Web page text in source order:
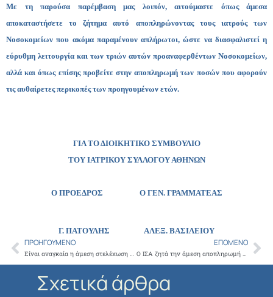
Με τη παρούσα παρέμβαση μας λοιπόν, αιτούμαστε όπως άμεσα
αποκαταστήσετε το ζήτημα αυτό αποπληρώνοντας τους ιατρούς των
Νοσοκομείων που ακόμα παραμένουν απλήρωτοι, ώστε να διασφαλιστεί η
εύρυθμη λειτουργία και των τριών αυτών προαναφερθέντων Νοσοκομείων,
αλλά και όπως επίσης προβείτε στην αποπληρωμή των ποσών που αφορούν
τις αυθαίρετες περικοπές των προηγουμένων ετών.
ΓΙΑ ΤΟ ΔΙΟΙΚΗΤΙΚΟ ΣΥΜΒΟΥΛΙΟ
ΤΟΥ ΙΑΤΡΙΚΟΥ ΣΥΛΛΟΓΟΥ ΑΘΗΝΩΝ
Ο ΠΡΟΕΔΡΟΣ Ο ΓΕΝ. ΓΡΑΜΜΑΤΕΑΣ
Γ. ΠΑΤΟΥΛΗΣ ΑΛΕΞ. ΒΑΣΙΛΕΙΟΥ
Prev
ΠΡΟΗΓΟΎΜΕΝΟ
Είναι αναγκαία η άμεση στελέχωση του παθολογοανατομικού τμήματος του ΓΝΑ «Ιπποκράτειο» με ιατρικό προσωπικό
ΕΠΌΜΕΝΟ
Ο ΙΣΑ ζητά την άμεση αποπληρωμή των ιατρών που εργάστηκαν στον προέλεγχο των ΚΕΠΑ
Σχετικά άρθρα